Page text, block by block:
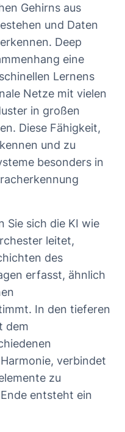
Gehirns aus
und Daten
Deep
eine
Lernens
Netze mit vielen
in großen
Diese Fähigkeit,
und zu
besonders in
Sie sich die KI wie
leitet,
des
erfasst, ähnlich
In den tieferen
dem
verbindet
zu
entsteht ein